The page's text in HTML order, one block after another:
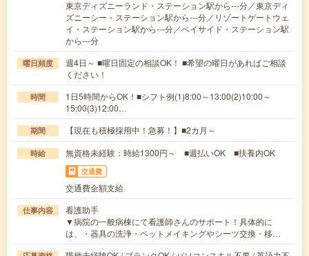
東京ディズニーランド・ステーション駅から---分／東京ディ
ズニーシー・ステーション駅から---分／リゾートゲートウェ
イ・ステーション駅から---分／ベイサイド・ステーション駅
から---分
曜日頻度
週4日～ ■曜日固定の相談OK！ ■希望の曜日があればご相談
ください！
時間
1日5時間からOK！■シフト例(1)8:00～13:00(2)10:00～
15:00(3)12:00…
期間 【現在も積極採用中！急募！】■2カ月～
時給 無資格未経験：時給1300円～ ■週払いOK ■扶養内OK
交通費
交通費全額支給
仕事内容
看護助手
▼病院の一般病棟にて看護師さんのサポート！具体的に
は、・器具の洗浄・ベットメイキングやシーツ交換・移…